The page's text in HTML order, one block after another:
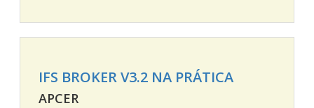
IFS BROKER V3.2 NA PRÁTICA
APCER